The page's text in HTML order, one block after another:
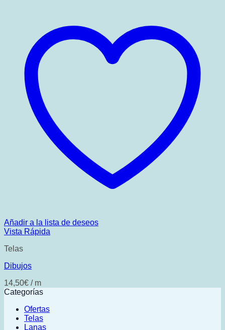
Añadir a la lista de deseos
Vista Rápida
Telas
Dibujos
14,50€ / m
Categorías
Ofertas
Telas
Lanas